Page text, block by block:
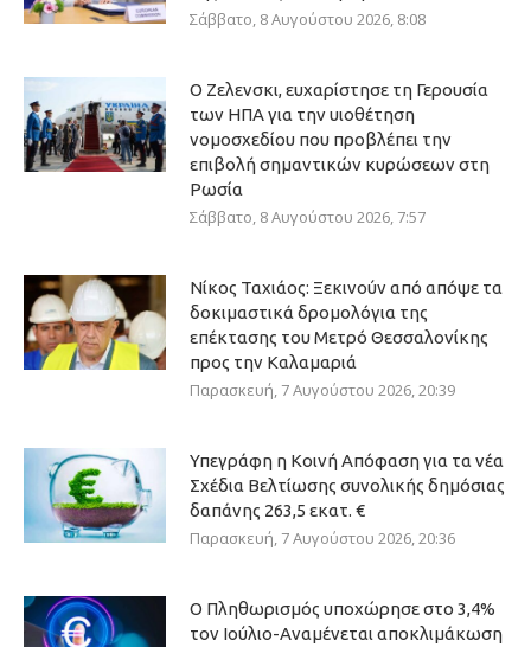
Σάββατο, 8 Αυγούστου 2026, 8:08
Ο Ζελενσκι, ευχαρίστησε τη Γερουσία
των ΗΠΑ για την υιοθέτηση
νομοσχεδίου που προβλέπει την
επιβολή σημαντικών κυρώσεων στη
Ρωσία
Σάββατο, 8 Αυγούστου 2026, 7:57
Νίκος Ταχιάος: Ξεκινούν από απόψε τα
δοκιμαστικά δρομολόγια της
επέκτασης του Μετρό Θεσσαλονίκης
προς την Καλαμαριά
Παρασκευή, 7 Αυγούστου 2026, 20:39
Υπεγράφη η Κοινή Απόφαση για τα νέα
Σχέδια Βελτίωσης συνολικής δημόσιας
δαπάνης 263,5 εκατ. €
Παρασκευή, 7 Αυγούστου 2026, 20:36
Ο Πληθωρισμός υποχώρησε στο 3,4%
τον Ιούλιο-Αναμένεται αποκλιμάκωση